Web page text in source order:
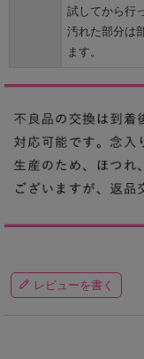
試してから行
汚れた部分は
ます。
レビューを書く